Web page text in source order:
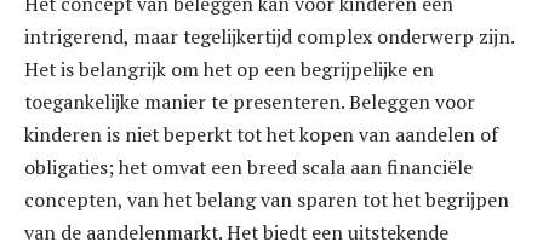
intrigerend, maar tegelijkertijd complex onderwerp zijn.
Het is belangrijk om het op een begrijpelijke en
toegankelijke manier te presenteren. Beleggen voor
kinderen is niet beperkt tot het kopen van aandelen of
obligaties; het omvat een breed scala aan financiële
concepten, van het belang van sparen tot het begrijpen
van de aandelenmarkt. Het biedt een uitstekende